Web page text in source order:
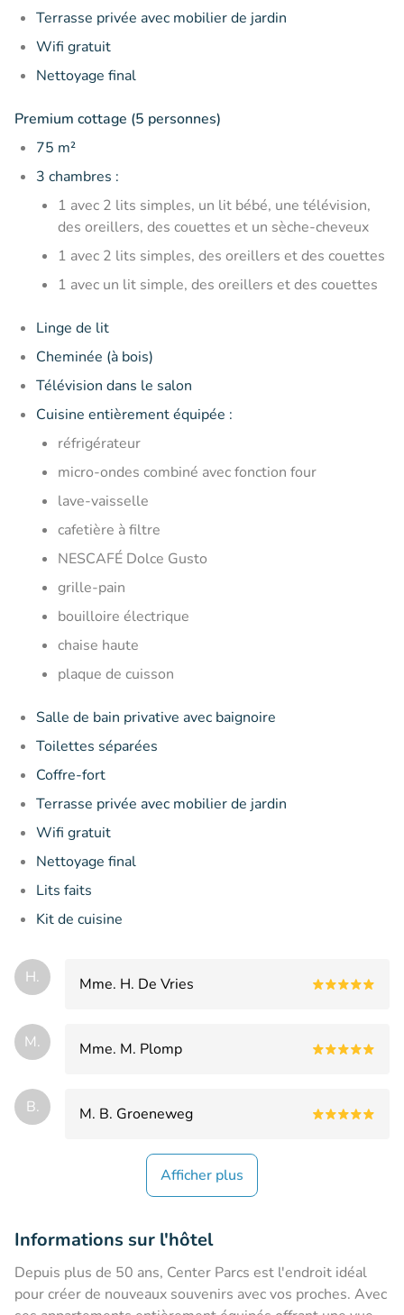
Terrasse privée avec mobilier de jardin
Wifi gratuit
Nettoyage final
Premium cottage (5 personnes)
75 m²
3 chambres :
1 avec 2 lits simples, un lit bébé, une télévision,
des oreillers, des couettes et un sèche-cheveux
1 avec 2 lits simples, des oreillers et des couettes
1 avec un lit simple, des oreillers et des couettes
Linge de lit
Cheminée (à bois)
Télévision dans le salon
Cuisine entièrement équipée :
réfrigérateur
micro-ondes combiné avec fonction four
lave-vaisselle
cafetière à filtre
NESCAFÉ Dolce Gusto
grille-pain
bouilloire électrique
chaise haute
plaque de cuisson
Salle de bain privative avec baignoire
Toilettes séparées
Coffre-fort
Terrasse privée avec mobilier de jardin
Wifi gratuit
Nettoyage final
Lits faits
Kit de cuisine
H. Mme. H. De Vries
M. Mme. M. Plomp
B. M. B. Groeneweg
Afficher plus
Informations sur l'hôtel
Depuis plus de 50 ans, Center Parcs est l'endroit idéal
pour créer de nouveaux souvenirs avec vos proches. Avec